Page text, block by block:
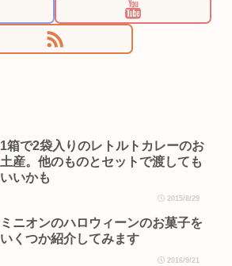
1箱で2袋入りのレトルトカレーのお
土産。他のものとセットで渡しても
いいかも
2015/8/29
ミニオンのハロウィーンのお菓子を
いくつか紹介してみます
2016/9/21